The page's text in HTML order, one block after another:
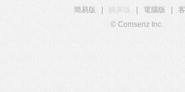
簡易版
觸屏版 電腦版
© Comsenz Inc.